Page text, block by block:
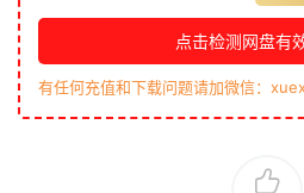
点击检测网盘有
有任何充值和下载问题请加微信：